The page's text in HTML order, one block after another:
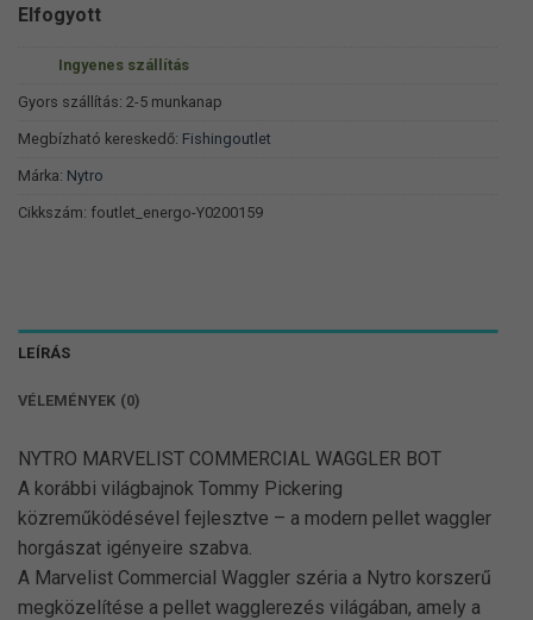
Elfogyott
Ingyenes szállítás
Gyors szállítás: 2-5 munkanap
Megbízható kereskedő: Fishingoutlet
Márka: Nytro
Cikkszám: foutlet_energo-Y0200159
LEÍRÁS
VÉLEMÉNYEK (0)
NYTRO MARVELIST COMMERCIAL WAGGLER BOT
A korábbi világbajnok Tommy Pickering
közreműködésével fejlesztve – a modern pellet waggler
horgászat igényeire szabva.
A Marvelist Commercial Waggler széria a Nytro korszerű
megközelítése a pellet wagglerezés világában, amely a